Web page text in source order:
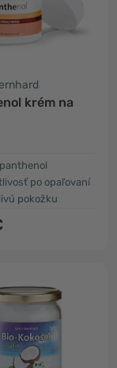
krém na
po opaľovaní
pokožku